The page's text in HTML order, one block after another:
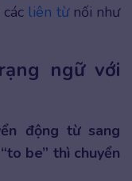
liên từnối như
ngữ với
động từ sang
be” thì chuyển